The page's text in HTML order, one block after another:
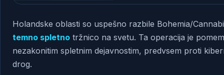
Holandske oblasti so uspešno razbile Bohemia/
temno spletno tržnico na svetu. Ta operacija je
nezakonitim spletnim dejavnostim, predvsem proti
drog.